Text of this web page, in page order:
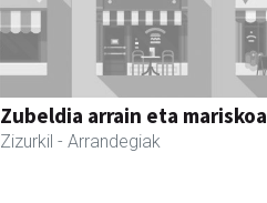
Zubeldia arrain eta mariskoa
Zizurkil - Arrandegiak